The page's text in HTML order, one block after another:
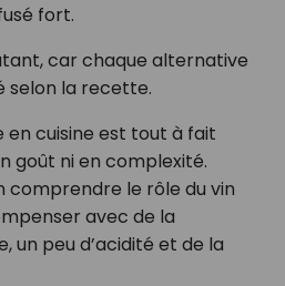
fort.
car chaque alternative
selon la recette.
en cuisine est tout à fait
goût ni en complexité.
comprendre le rôle du vin
avec de la
un peu d’acidité et de la